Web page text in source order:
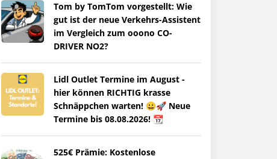
Tom by TomTom vorgestellt: Wie
gut ist der neue Verkehrs-Assistent
im Vergleich zum ooono CO-
DRIVER NO2?
Lidl Outlet Termine im August -
hier können RICHTIG krasse
Schnäppchen warten! 😀🚀 Neue
Termine bis 08.08.2026! 📆
525€ Prämie: Kostenlose